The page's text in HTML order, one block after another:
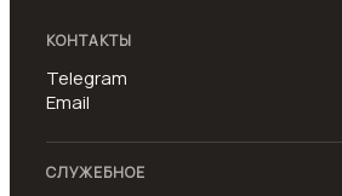
КОНТАКТЫ
Telegram
Email
СЛУЖЕБНОЕ